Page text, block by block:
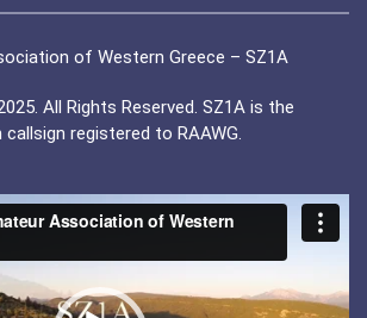
of Western Greece – SZ1A
All Rights Reserved. SZ1A is the
registered to RAAWG.